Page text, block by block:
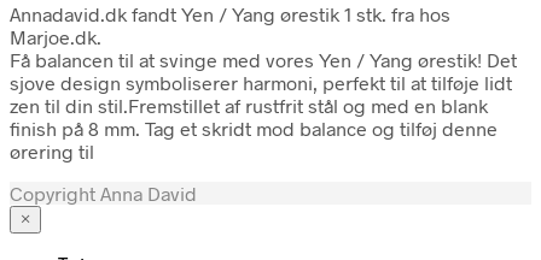
Annadavid.dk fandt Yen / Yang ørestik 1 stk. fra hos
Marjoe.dk.
Få balancen til at svinge med vores Yen / Yang ørestik! Det
sjove design symboliserer harmoni, perfekt til at tilføje lidt
zen til din stil.Fremstillet af rustfrit stål og med en blank
finish på 8 mm. Tag et skridt mod balance og tilføj denne
ørering til
Copyright Anna David
×